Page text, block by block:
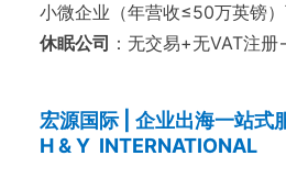
小微企业（年营收≤50万英镑）
休眠公司 ：无交易+无VAT注册
宏源国际 | 企业出海一站式
H & Y INTERNATIONAL